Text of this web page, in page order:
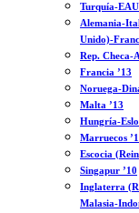
Turquía-
Alemania-
Unido)-
Rep. Checa-
Francia ’13
Noruega-
Malta ’13
Hungría-
Marruecos
Escocia
Singapur ’10
Inglaterra
Malasia-